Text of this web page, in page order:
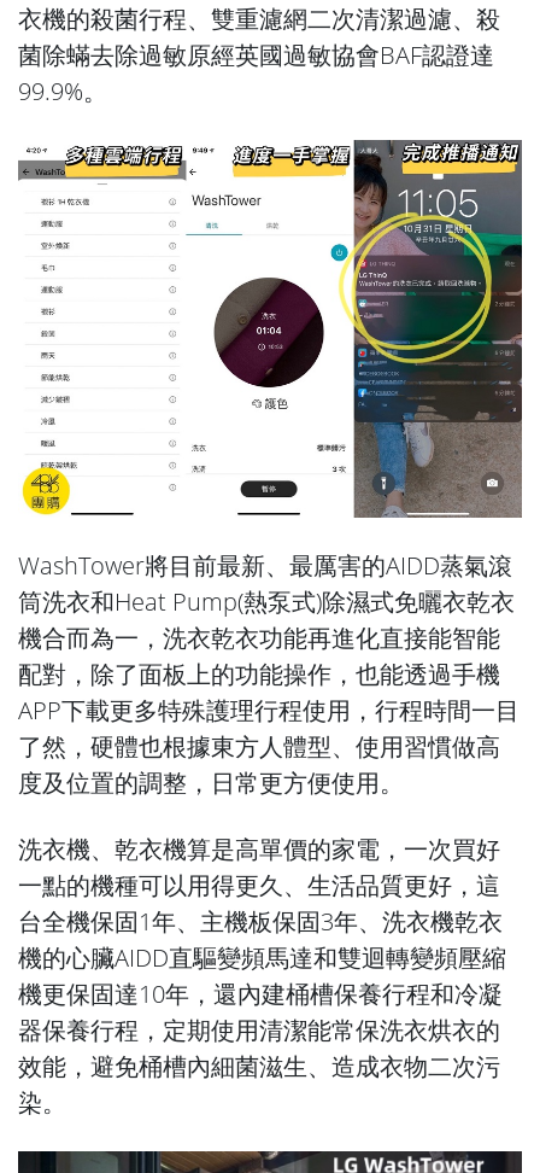
衣機的殺菌行程、雙重濾網二次清潔過濾、殺
菌除蟎去除過敏原經英國過敏協會BAF認證達
99.9%。
WashTower將目前最新、最厲害的AIDD蒸氣滾
筒洗衣和Heat Pump(熱泵式)除濕式免曬衣乾衣
機合而為一，洗衣乾衣功能再進化直接能智能
配對，除了面板上的功能操作，也能透過手機
APP下載更多特殊護理行程使用，行程時間一目
了然，硬體也根據東方人體型、使用習慣做高
度及位置的調整，日常更方便使用。
洗衣機、乾衣機算是高單價的家電，一次買好
一點的機種可以用得更久、生活品質更好，這
台全機保固1年、主機板保固3年、洗衣機乾衣
機的心臟AIDD直驅變頻馬達和雙迴轉變頻壓縮
機更保固達10年，還內建桶槽保養行程和冷凝
器保養行程，定期使用清潔能常保洗衣烘衣的
效能，避免桶槽內細菌滋生、造成衣物二次污
染。